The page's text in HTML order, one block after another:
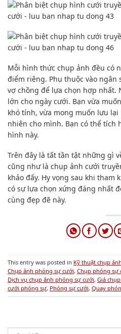
Nam đeo nhẫn cưới tay
các đeo
Cách chọn váy cưới khi
dáng
Viết lời mời đám cưới
nghĩa hiện nay
Trọn gói cưới phù hợp
Ý nghĩa các ngón tay
Đặt lịch chụp ảnh cưới
lưu ý
99+ Lời mời đám cưới
lịch sự mới nhất
LIKE PAGE NHÉ!